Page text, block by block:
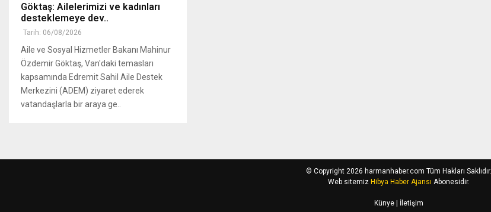
Göktaş: Ailelerimizi ve kadınları
desteklemeye dev..
Tarih: 06/08/2026
Aile ve Sosyal Hizmetler Bakanı Mahinur
Özdemir Göktaş, Van'daki temasları
kapsamında Edremit Sahil Aile Destek
Merkezini (ADEM) ziyaret ederek
vatandaşlarla bir araya ge..
© Copyright 2026 harmanhaber.com Tüm Hakları Saklıdır.
Web sitemiz Hibya Haber Ajansı Abonesidir.
Künye| İletişim